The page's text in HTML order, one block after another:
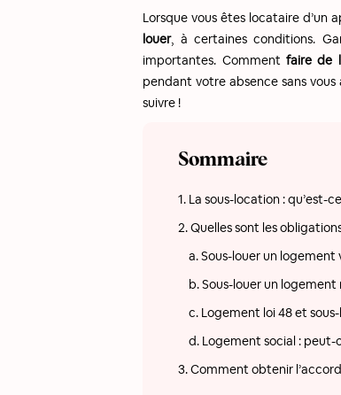
Lorsque vous êtes locataire d’un
louer, à certaines conditions.
importantes. Commentfaire de
pendant votre absence sans
suivre !
Sommaire
1. La sous-location : qu’est-
2. Quelles sont les
a. Sous-louer un logement
b. Sous-louer un logement
c. Logement loi 48 et
d. Logement social : peut-
3. Comment obtenir